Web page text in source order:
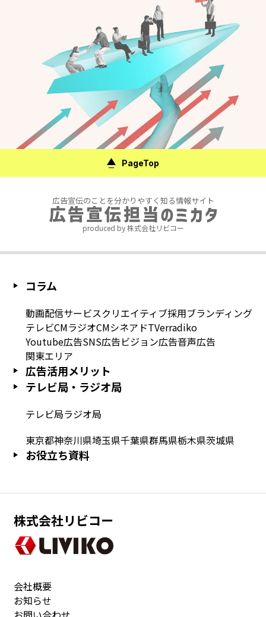
PageTop
広告宣伝のことを分かりやすく知る情報サイト
produced by 株式会社リビコー
株式会社リビコー
会社概要
お知らせ
コラム
動画配信サービスクリエイティブ採用ブランディング
テレビCMラジオCMシネアドTVerradiko
Youtube広告SNS広告ビジョン広告音声広告
関東エリア
広告活用メリット
テレビ局・ラジオ局
テレビ局ラジオ局
東京都神奈川県埼玉県千葉県群馬県栃木県茨城県
お役立ち資料